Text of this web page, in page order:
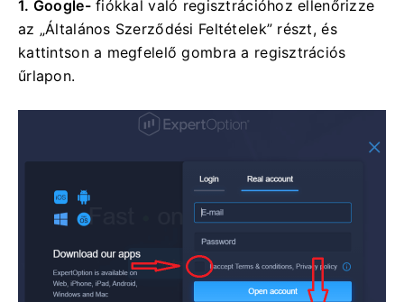
1. Google-fiókkal való regisztrációhozellenőrizze
az „Általános Szerződési Feltételek” részt, és
kattintson a megfelelő gombra a regisztrációs
űrlapon.